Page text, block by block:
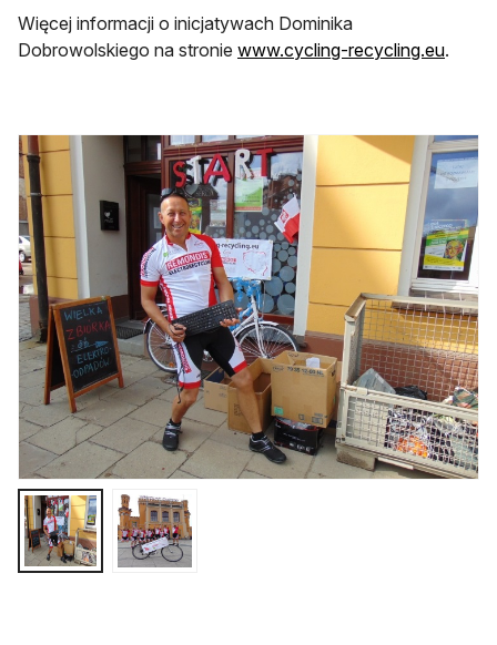
Więcej informacji o inicjatywach Dominika
Dobrowolskiego na stronie www.cycling-recycling.eu.